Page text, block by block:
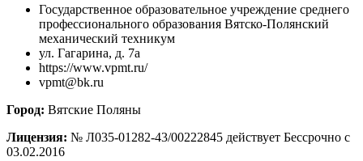
Государственное образовательное учреждение среднего
профессионального образования Вятско-Полянский
механический техникум
ул. Гагарина, д. 7а
https://www.vpmt.ru/
vpmt@bk.ru
Город: Вятские Поляны
Лицензия: № Л035-01282-43/00222845 действует Бессрочно с
03.02.2016